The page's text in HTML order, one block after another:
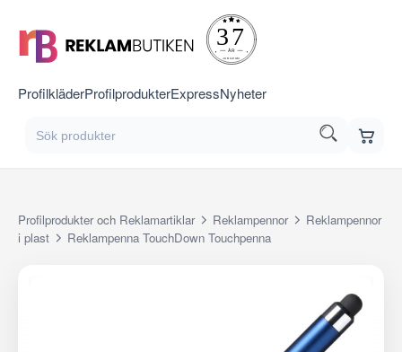
ProfilkläderProfilprodukterExpressNyheter
Profilprodukter och Reklamartiklar Reklampennor
Reklampennor
i plast
Reklampenna TouchDown Touchpenna